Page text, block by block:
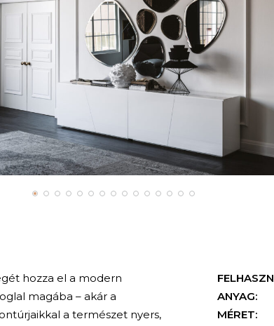
hozza el a modern
magába – akár a
a természet nyers,
ANYAG:
MÉRET: